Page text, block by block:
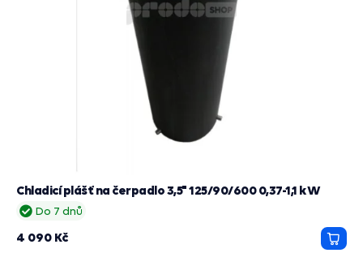
Do 7 dnů
Chladicí plášť na čerpadlo 3,5" 125/90/600 0,37-1,1 kW
4 090 Kč